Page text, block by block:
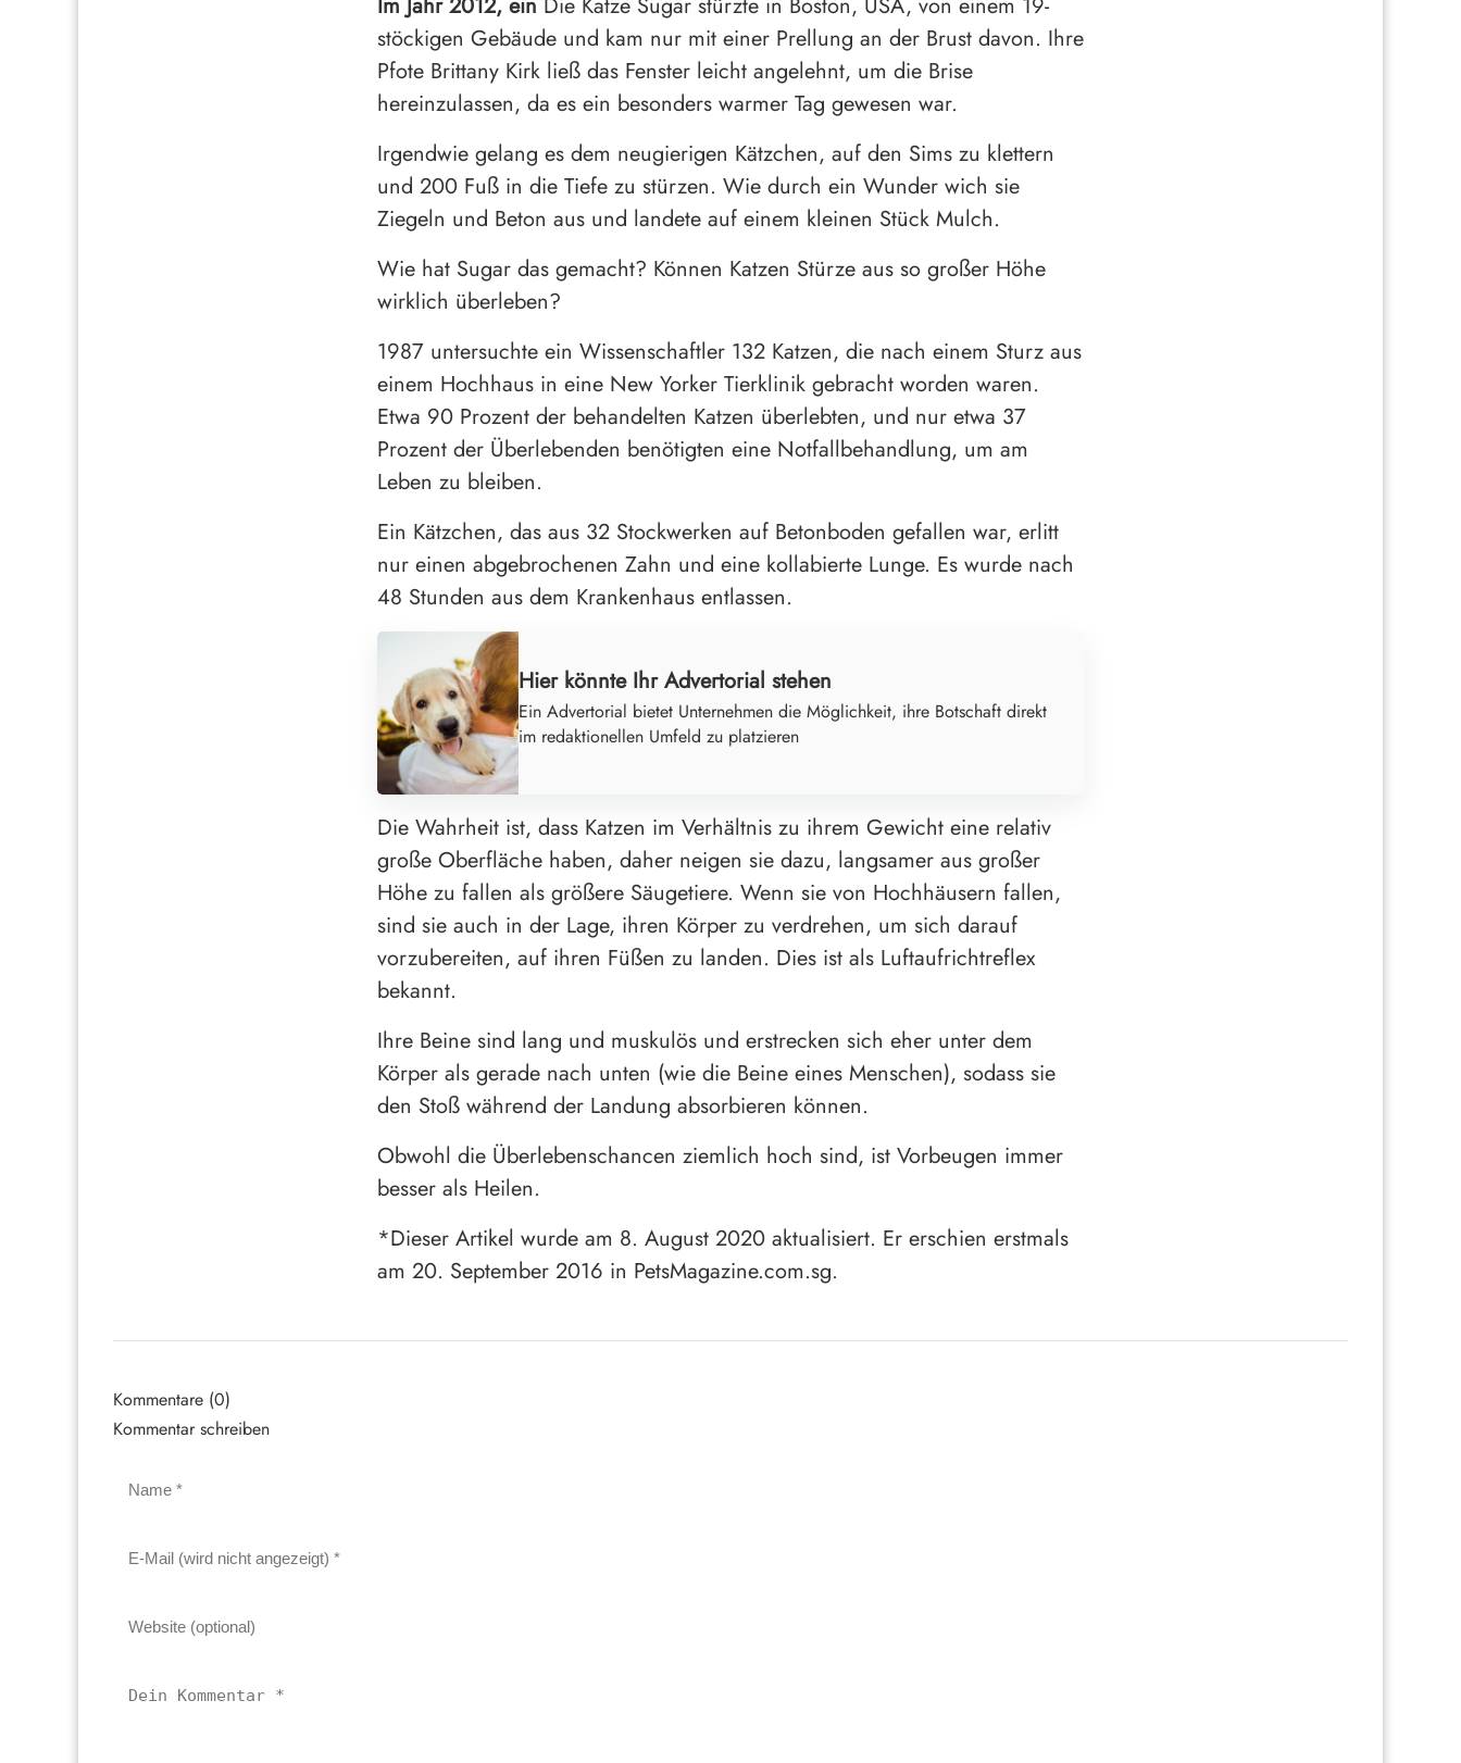
stöckigen Gebäude und kam nur mit einer Prellung an der Brust davon. Ihre
Pfote Brittany Kirk ließ das Fenster leicht angelehnt, um die Brise
hereinzulassen, da es ein besonders warmer Tag gewesen war.
Irgendwie gelang es dem neugierigen Kätzchen, auf den Sims zu klettern
und 200 Fuß in die Tiefe zu stürzen. Wie durch ein Wunder wich sie
Ziegeln und Beton aus und landete auf einem kleinen Stück Mulch.
Wie hat Sugar das gemacht? Können Katzen Stürze aus so großer Höhe
wirklich überleben?
1987 untersuchte ein Wissenschaftler 132 Katzen, die nach einem Sturz aus
einem Hochhaus in eine New Yorker Tierklinik gebracht worden waren.
Etwa 90 Prozent der behandelten Katzen überlebten, und nur etwa 37
Prozent der Überlebenden benötigten eine Notfallbehandlung, um am
Leben zu bleiben.
Ein Kätzchen, das aus 32 Stockwerken auf Betonboden gefallen war, erlitt
nur einen abgebrochenen Zahn und eine kollabierte Lunge. Es wurde nach
48 Stunden aus dem Krankenhaus entlassen.
Hier könnte Ihr Advertorial stehen
Ein Advertorial bietet Unternehmen die Möglichkeit, ihre Botschaft direkt
im redaktionellen Umfeld zu platzieren
Die Wahrheit ist, dass Katzen im Verhältnis zu ihrem Gewicht eine relativ
große Oberfläche haben, daher neigen sie dazu, langsamer aus großer
Höhe zu fallen als größere Säugetiere. Wenn sie von Hochhäusern fallen,
sind sie auch in der Lage, ihren Körper zu verdrehen, um sich darauf
vorzubereiten, auf ihren Füßen zu landen. Dies ist als Luftaufrichtreflex
bekannt.
Ihre Beine sind lang und muskulös und erstrecken sich eher unter dem
Körper als gerade nach unten (wie die Beine eines Menschen), sodass sie
den Stoß während der Landung absorbieren können.
Obwohl die Überlebenschancen ziemlich hoch sind, ist Vorbeugen immer
besser als Heilen.
*Dieser Artikel wurde am 8. August 2020 aktualisiert. Er erschien erstmals
am 20. September 2016 in PetsMagazine.com.sg.
Kommentare (0)
Kommentar schreiben